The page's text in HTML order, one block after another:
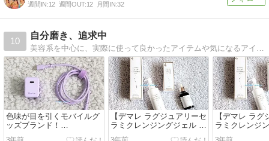
週間IN:12 週間OUT:12 月間IN:32
10
自分磨き、追求中
美容系を中心に、実際に使って良かったアイテムや気になるアイテム等紹介していきます。
色味が目を引くモバイルグ
ッズブランド！
【tama&#039;s Permier】
【デマレ ラグジュアリーセ
ラミクレンジングジェル ＆
ラグジュアリーセラミセラ
【デマレ ラグ
ラミクレンジ
ラグジュアリ